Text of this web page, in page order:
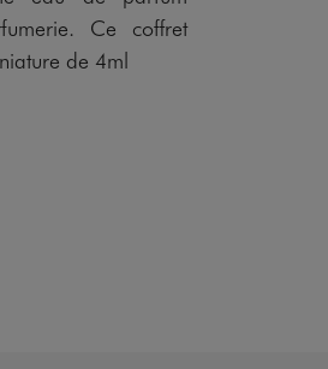
Ce coffret
de 4ml